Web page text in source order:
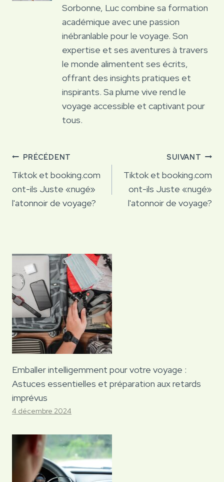
Sorbonne, Luc combine sa formation
académique avec une passion
inébranlable pour le voyage. Son
expertise et ses aventures à travers
le monde alimentent ses écrits,
offrant des insights pratiques et
inspirants. Sa plume vive rend le
voyage accessible et captivant pour
tous.
Navigation
de
l’article
PRÉCÉDENT
Tiktok et booking.com
ont-ils Juste «nugé»
l'atonnoir de voyage?
SUIVANT
Tiktok et booking.com
ont-ils Juste «nugé»
l'atonnoir de voyage?
Emballer intelligemment pour votre voyage :
Astuces essentielles et préparation aux retards
imprévus
4 décembre 2024